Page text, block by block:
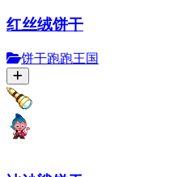
红丝绒饼干
饼干跑跑王国